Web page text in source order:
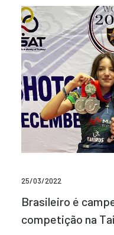
25/03/2022
Brasileiro é
competição na